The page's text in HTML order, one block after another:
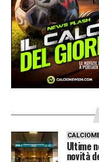
Ultime
novità